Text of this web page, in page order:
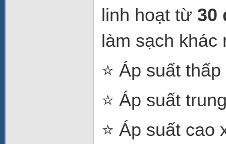
linh hoạt từ 30
làm sạch khác
⭐ Áp suất
⭐ Áp suất
⭐ Áp suất